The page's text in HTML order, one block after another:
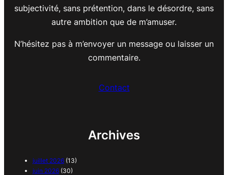
subjectivité, sans prétention, dans le désordre, sans
autre ambition que de m’amuser.
N’hésitez pas à m’envoyer un message ou laisser un
commentaire.
Contact
Archives
juillet 2026 (13)
juin 2026 (30)